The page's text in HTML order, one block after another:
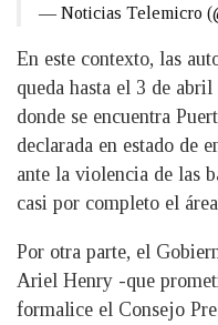
— Noticias Telemicro
En este contexto, las
queda hasta el 3 de
donde se encuentra
declarada en estado de
ante la violencia de las
casi por completo el
Por otra parte, el
Ariel Henry -que
formalice el Consejo